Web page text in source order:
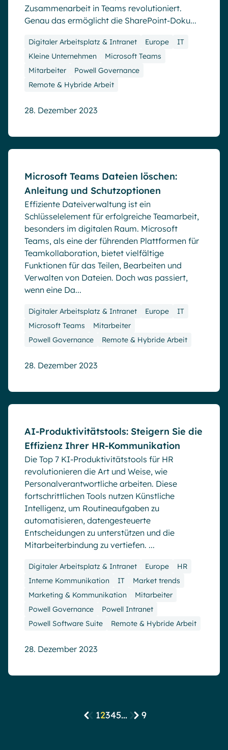
Zusammenarbeit in Teams revolutioniert.
Genau das ermöglicht die SharePoint-Doku...
Digitaler Arbeitsplatz & Intranet Europe
IT
Kleine Unternehmen
Microsoft Teams
Mitarbeiter
Powell Governance
Remote & Hybride Arbeit
28. Dezember 2023
Microsoft Teams Dateien löschen:
Anleitung und Schutzoptionen
Effiziente Dateiverwaltung ist ein
Schlüsselelement für erfolgreiche Teamarbeit,
besonders im digitalen Raum. Microsoft
Teams, als eine der führenden Plattformen für
Teamkollaboration, bietet vielfältige
Funktionen für das Teilen, Bearbeiten und
Verwalten von Dateien. Doch was passiert,
wenn eine Da...
Digitaler Arbeitsplatz & Intranet Europe
IT
Microsoft Teams
Mitarbeiter
Powell Governance
Remote & Hybride Arbeit
28. Dezember 2023
AI-Produktivitätstools: Steigern Sie die
Effizienz Ihrer HR-Kommunikation
Die Top 7 KI-Produktivitätstools für HR
revolutionieren die Art und Weise, wie
Personalverantwortliche arbeiten. Diese
fortschrittlichen Tools nutzen Künstliche
Intelligenz, um Routineaufgaben zu
automatisieren, datengesteuerte
Entscheidungen zu unterstützen und die
Mitarbeiterbindung zu vertiefen. ...
Digitaler Arbeitsplatz & Intranet Europe
HR
Interne Kommunikation
IT
Market trends
Marketing & Kommunikation
Mitarbeiter
Powell Governance
Powell Intranet
Powell Software Suite
Remote & Hybride Arbeit
28. Dezember 2023
12345... 9